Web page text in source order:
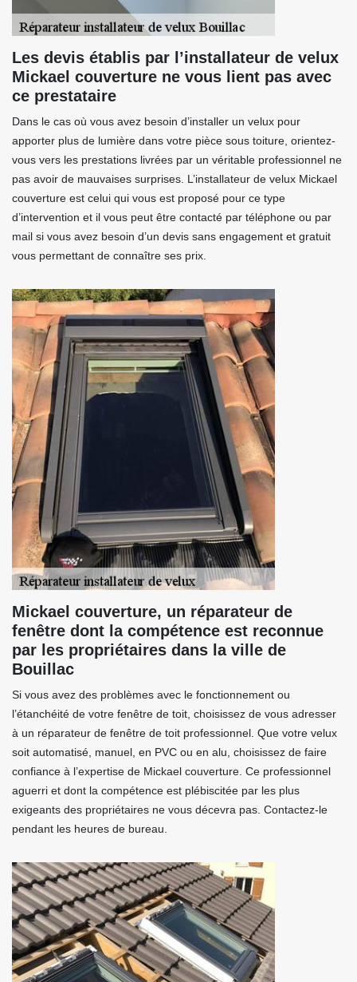
Les devis établis par l’installateur de velux
Mickael couverture ne vous lient pas avec
ce prestataire
Dans le cas où vous avez besoin d’installer un velux pour
apporter plus de lumière dans votre pièce sous toiture, orientez-
vous vers les prestations livrées par un véritable professionnel ne
pas avoir de mauvaises surprises. L’installateur de velux Mickael
couverture est celui qui vous est proposé pour ce type
d’intervention et il vous peut être contacté par téléphone ou par
mail si vous avez besoin d’un devis sans engagement et gratuit
vous permettant de connaître ses prix.
Mickael couverture, un réparateur de
fenêtre dont la compétence est reconnue
par les propriétaires dans la ville de
Bouillac
Si vous avez des problèmes avec le fonctionnement ou
l’étanchéité de votre fenêtre de toit, choisissez de vous adresser
à un réparateur de fenêtre de toit professionnel. Que votre velux
soit automatisé, manuel, en PVC ou en alu, choisissez de faire
confiance à l’expertise de Mickael couverture. Ce professionnel
aguerri et dont la compétence est plébiscitée par les plus
exigeants des propriétaires ne vous décevra pas. Contactez-le
pendant les heures de bureau.